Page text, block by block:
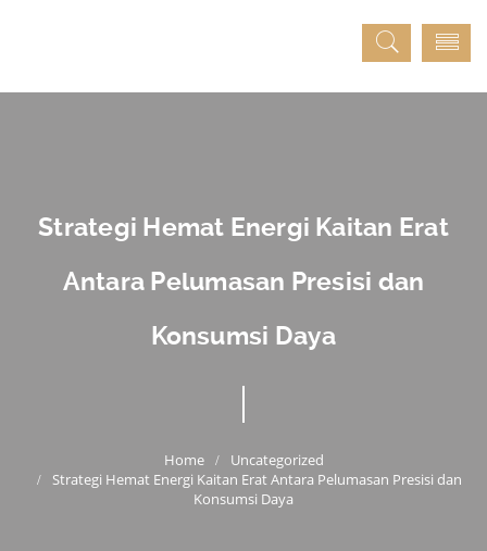
Strategi Hemat Energi Kaitan Erat
Antara Pelumasan Presisi dan
Konsumsi Daya
Uncategorized
Strategi Hemat Energi Kaitan Erat Antara Pelumasan Presisi dan
Konsumsi Daya